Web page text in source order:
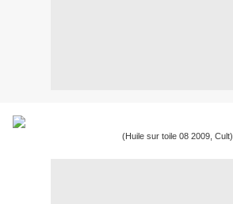
(Huile sur toile 08 2009, Cult)